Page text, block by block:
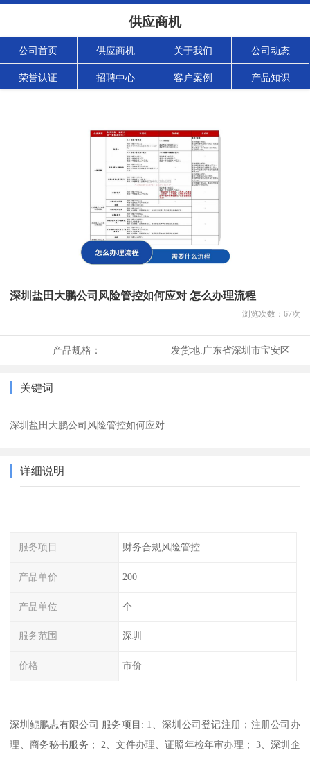
供应商机
公司首页 供应商机 关于我们 公司动态
荣誉认证 招聘中心 客户案例 产品知识
深圳盐田大鹏公司风险管控如何应对 怎么办理流程
浏览次数： 67次
产品规格： 发货地:广东省深圳市宝安区
关键词
深圳盐田大鹏公司风险管控如何应对
详细说明
服务项目 财务合规风险管控
产品单价 200
产品单位 个
服务范围 深圳
价格 市价
深圳鲲鹏志有限公司 服务项目: 1、深圳公司登记注册；注册公司办
理、商务秘书服务； 2、文件办理、证照年检年审办理； 3、深圳企